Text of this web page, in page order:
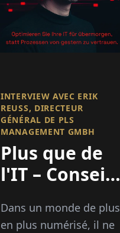
INTERVIEW AVEC ERIK
REUSS, DIRECTEUR G
ÉNÉRAL DE PLS M
ANAGEMENT GMBH
Plus que de
l'IT – Conseil
Dans un monde de plus
en plus numérisé, il ne